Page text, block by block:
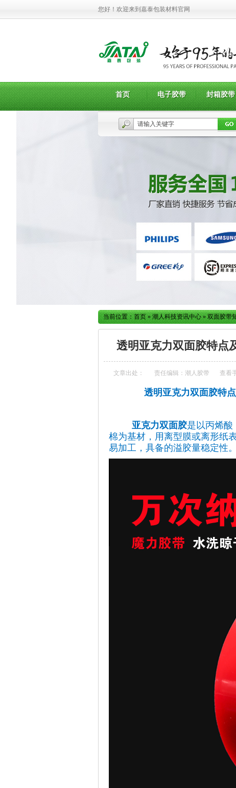
您好！欢迎来到嘉泰包装材料官网
首页 电子胶带 封箱胶带
当前位置： 首页 » 潮人科技资讯中心 » 双面胶带
透明亚克力双面胶特点
文章出处： 责任编辑：潮人胶带 查看
透明亚克力双面胶特
亚克力双面胶是以丙烯酸
棉为基材，用离型膜或离形纸
易加工，具备的溢胶量稳定性。